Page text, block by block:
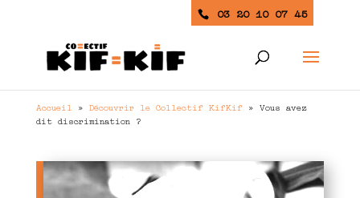
03 20 10 07 45
Accueil » Découvrir le Collectif KifKif» Vous avez
dit discrimination ?